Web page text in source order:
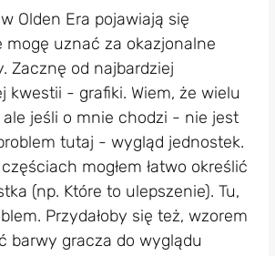
Olden Era pojawiają się
mogę uznać za okazjonalne
Zacznę od najbardziej
kwestii - grafiki. Wiem, że wielu
ale jeśli o mnie chodzi - nie jest
tutaj - wygląd jednostek.
mogłem łatwo określić
(np. Które to ulepszenie). Tu,
Przydałoby się też, wzorem
barwy gracza do wyglądu